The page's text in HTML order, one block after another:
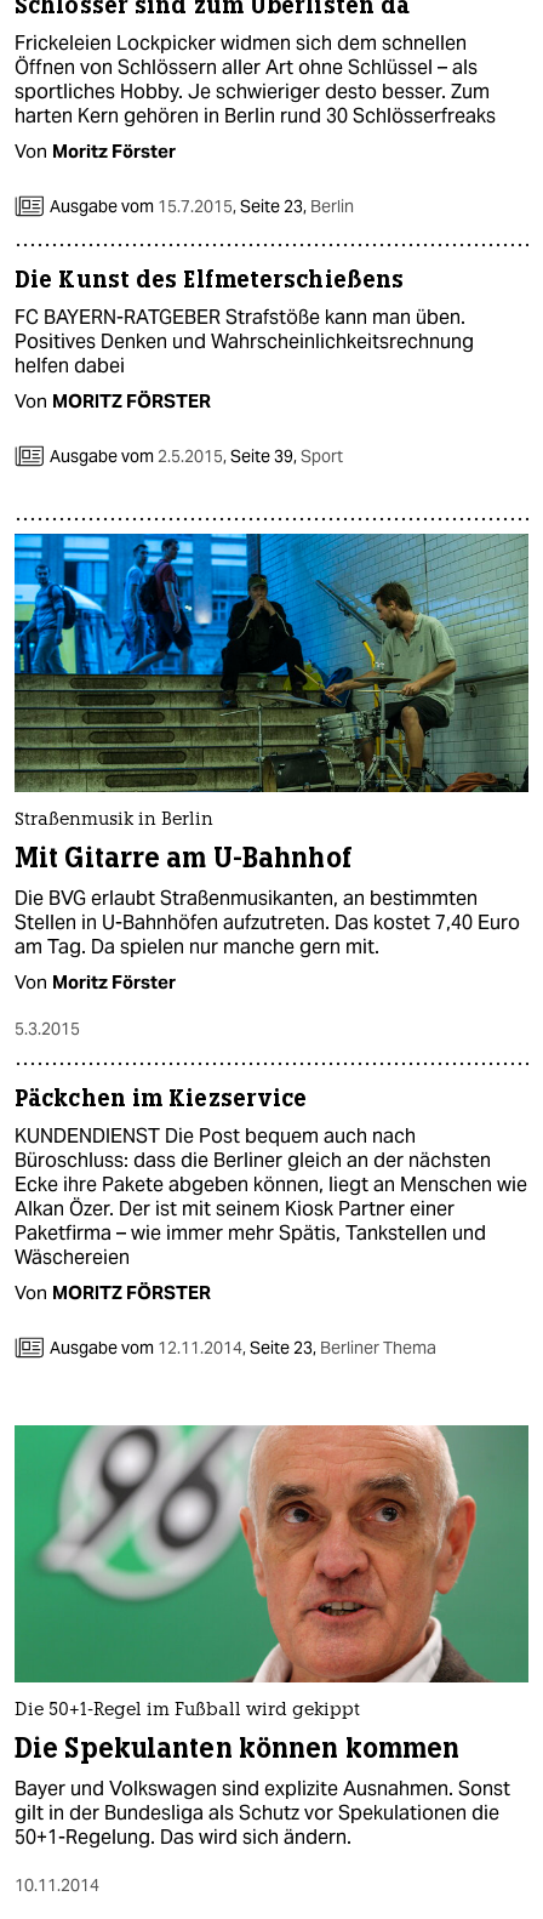
Frickeleien Lockpicker widmen sich dem schnellen
Öffnen von Schlössern aller Art ohne Schlüssel – als
sportliches Hobby. Je schwieriger desto besser. Zum
harten Kern gehören in Berlin rund 30 Schlösserfreaks
Von Moritz Förster
Ausgabe vom 15.7.2015,Seite 23, Berlin
Die Kunst des Elfmeterschießens
FC BAYERN-RATGEBER Strafstöße kann man üben.
Positives Denken und Wahrscheinlichkeitsrechnung
helfen dabei
Von MORITZ FÖRSTER
Ausgabe vom 2.5.2015,Seite 39,Sport
Straßenmusik in Berlin
Mit Gitarre am U-Bahnhof
Die BVG erlaubt Straßenmusikanten, an bestimmten
Stellen in U-Bahnhöfen aufzutreten. Das kostet 7,40 Euro
am Tag. Da spielen nur manche gern mit.
Von Moritz Förster
5.3.2015
Päckchen im Kiezservice
KUNDENDIENST Die Post bequem auch nach
Büroschluss: dass die Berliner gleich an der nächsten
Ecke ihre Pakete abgeben können, liegt an Menschen wie
Alkan Özer. Der ist mit seinem Kiosk Partner einer
Paketfirma – wie immer mehr Spätis, Tankstellen und
Wäschereien
Von MORITZ FÖRSTER
Ausgabe vom 12.11.2014,Seite 23, Berliner Thema
Die 50+1-Regel im Fußball wird gekippt
Die Spekulanten können kommen
Bayer und Volkswagen sind explizite Ausnahmen. Sonst
gilt in der Bundesliga als Schutz vor Spekulationen die
50+1-Regelung. Das wird sich ändern.
10.11.2014